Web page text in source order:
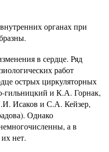
органах при
в сердце. Ряд
работ
острых циркуляторных
гильницкий и К.А. Горнак,
Исаков и С.А. Кейзер,
Однако
а в
нет.